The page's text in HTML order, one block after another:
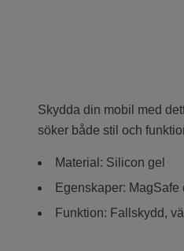
Skydda din mobil med
söker både stil och
Material: Silicon gel
Egenskaper: MagSafe
Funktion: Fallskydd,